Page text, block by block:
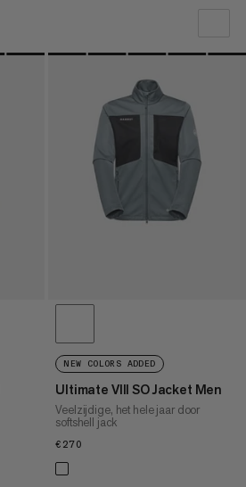
ONZE AANBEVELING
PRIJS LAAG NAAR HOOG
PRIJS HOOG NAAR LAAG
WAT IS ER NIEUW
BEOORDELING
NEW COLORS ADDED
Ultimate VIII SO Jacket Men
Veelzijdige, het hele jaar door
softshell jack
€270